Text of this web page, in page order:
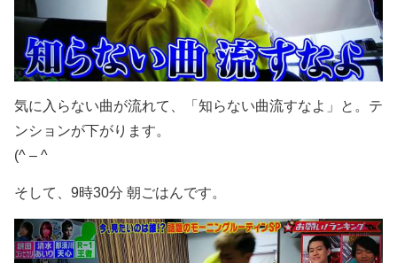
気に入らない曲が流れて、「知らない曲流すなよ」と。テ
ンションが下がります。
(^ – ^
そして、9時30分 朝ごはんです。